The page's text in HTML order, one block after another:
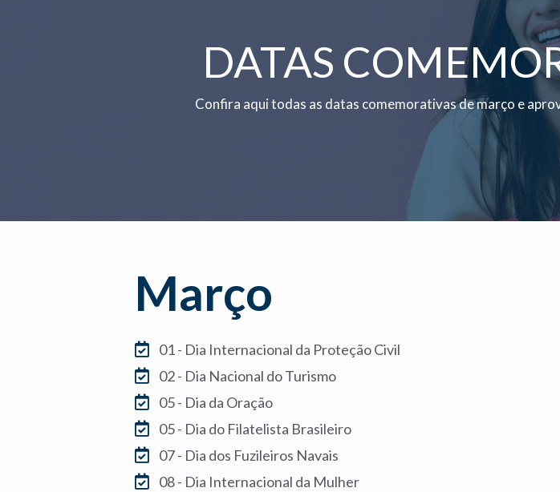
DATAS
Confira aqui todas as datas comemorativas de março e
Março
01 - Dia Internacional da Proteção Civil
02 - Dia Nacional do Turismo
05 - Dia da Oração
05 - Dia do Filatelista Brasileiro
07 - Dia dos Fuzileiros Navais
08 - Dia Internacional da Mulher